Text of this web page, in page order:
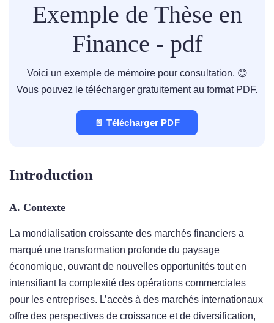
Exemple de Thèse en
Finance - pdf
Voici un exemple de mémoire pour consultation. 😊
Vous pouvez le télécharger gratuitement au format PDF.
📄 Télécharger PDF
Introduction
A. Contexte
La mondialisation croissante des marchés financiers a
marqué une transformation profonde du paysage
économique, ouvrant de nouvelles opportunités tout en
intensifiant la complexité des opérations commerciales
pour les entreprises. L’accès à des marchés internationaux
offre des perspectives de croissance et de diversification,